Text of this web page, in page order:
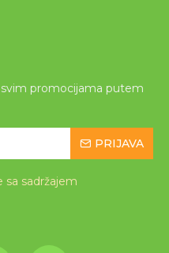
promocijama putem
PRIJAVA
sa sadržajem